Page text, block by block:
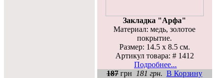
Закладка "Арфа"
Материал: медь, золотое
покрытие.
Размер: 14.5 х 8.5 см.
Артикул товара: # 1412
Подробнее...
187 грн 181 грн. В Корзину